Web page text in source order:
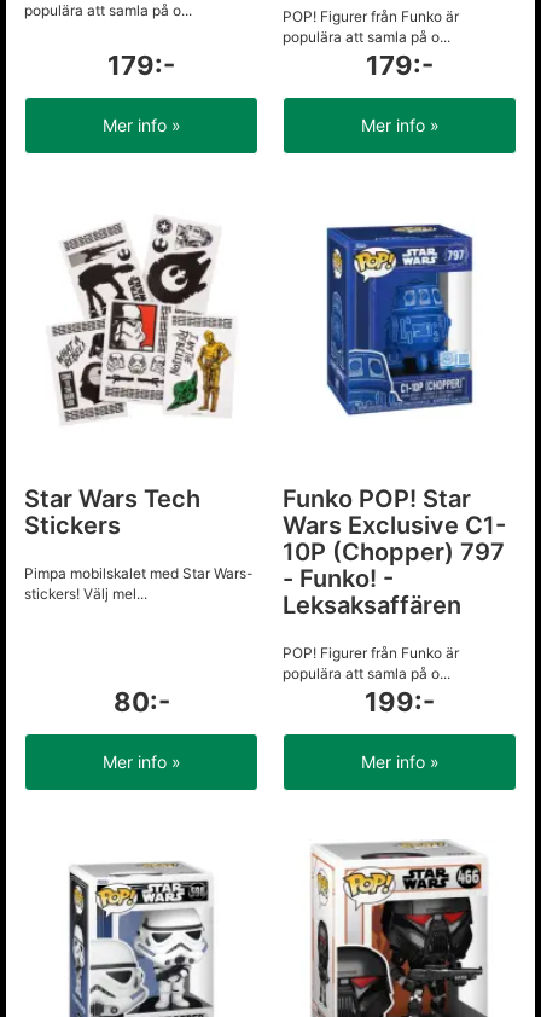
populära att samla på o...
179:-
Mer info »
POP! Figurer från Funko är
populära att samla på o...
179:-
Mer info »
Star Wars Tech
Stickers
Pimpa mobilskalet med Star Wars-
stickers! Välj mel...
80:-
Mer info »
Funko POP! Star
Wars Exclusive C1-
10P (Chopper) 797
- Funko! -
Leksaksaffären
POP! Figurer från Funko är
populära att samla på o...
199:-
Mer info »